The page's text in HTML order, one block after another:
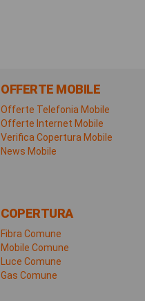
OFFERTE MOBILE
Offerte Telefonia Mobile
Offerte Internet Mobile
Verifica Copertura Mobile
News Mobile
COPERTURA
Fibra Comune
Mobile Comune
Luce Comune
Gas Comune